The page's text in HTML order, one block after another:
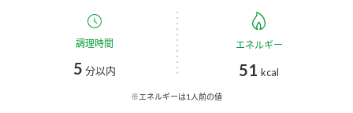
スープ 中華
カンタン酢
お酢ドリンク
ミツカングループについて
企業理念
ミツカンを知る
調理時間
5 分以内
エネルギー
51 kcal
※エネルギーは1人前の値